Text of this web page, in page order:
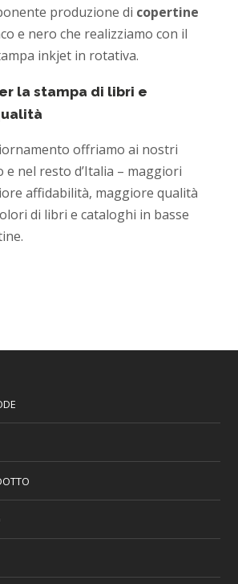
produzione di copertine
e nero che realizziamo con il
inkjet in rotativa.
la stampa di libri e
offriamo ai nostri
e nel resto d’Italia – maggiori
affidabilità, maggiore qualità
di libri e cataloghi in basse